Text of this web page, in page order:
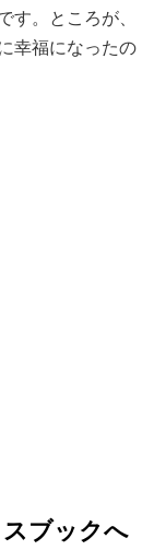
す。ところが、
幸福になったの
スブックへ